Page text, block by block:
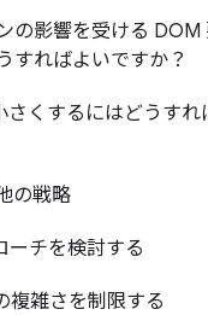
の影響を受ける DOM
すればよいですか？
さくするにはどうすれ
の戦略
ーチを検討する
複雑さを制限する